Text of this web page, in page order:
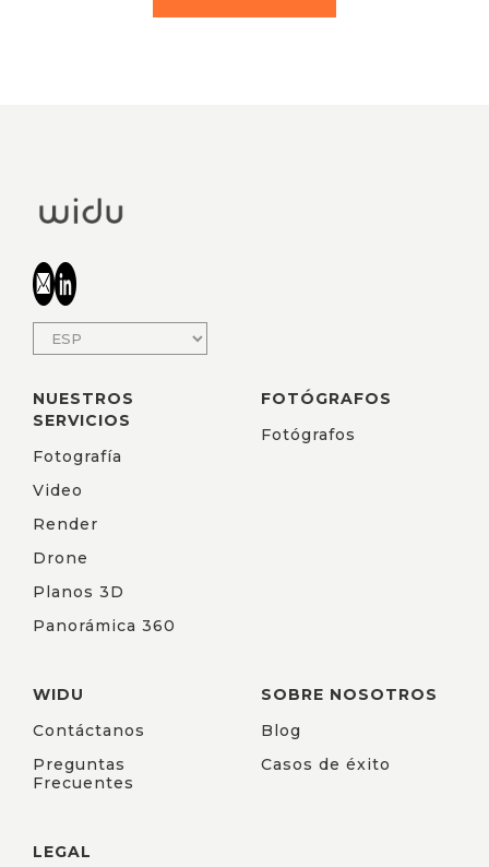
NUESTROS
SERVICIOS
Fotografía
Video
Render
Drone
Planos 3D
Panorámica 360
FOTÓGRAFOS
Fotógrafos
WIDU
Contáctanos
Preguntas
Frecuentes
SOBRE NOSOTROS
Blog
Casos de éxito
LEGAL